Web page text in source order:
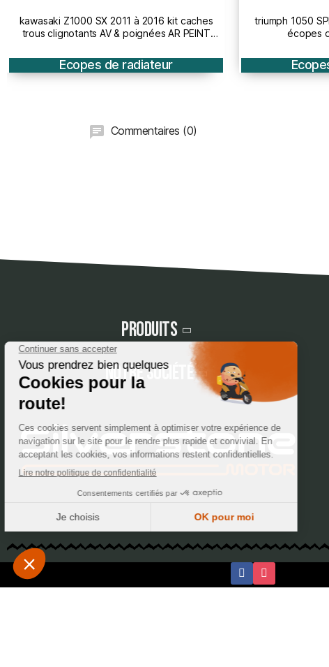
triumph 1050 SPEED TRIPLE 2005 à 2007
écopes de radiateur BRUT
Ecopes de radiateur
honda CB 600
Commentaires (0)
Produits
Notre société